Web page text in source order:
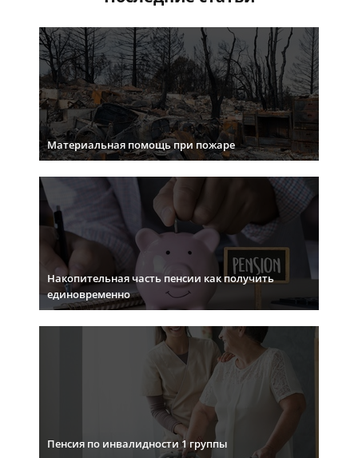
Материальная помощь при пожаре
Накопительная часть пенсии как получить
единовременно
Пенсия по инвалидности 1 группы